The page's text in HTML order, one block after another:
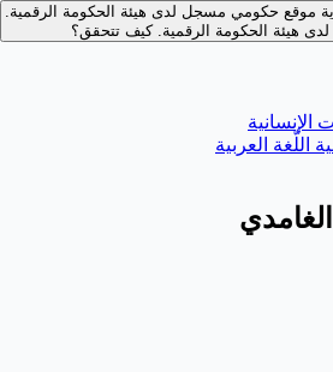
موقع حكومي مسجل لدى هيئة الحكومة الرقمية.
هيئة الحكومة الرقمية.كيف تتحقق؟
الإنسانية
اللّغة العربية